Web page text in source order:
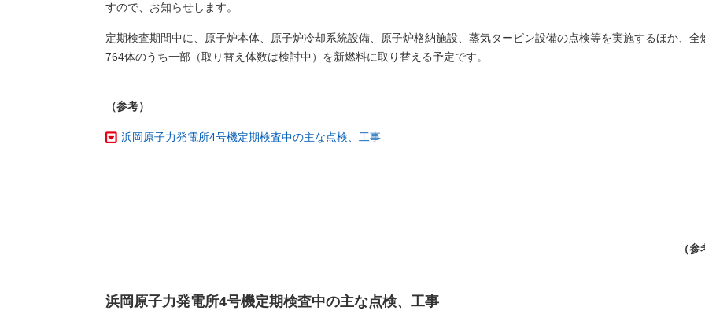
すので、お知らせします。
定期検査期間中に、原子炉本体、原子炉冷却系統設備、原子炉格納施設、蒸気タービン設備の点検等を実施するほか、全
764体のうち一部（取り替え体数は検討中）を新燃料に取り替える予定です。
（参考）
浜岡原子力発電所4号機定期検査中の主な点検、工事
（
浜岡原子力発電所4号機定期検査中の主な点検、工事